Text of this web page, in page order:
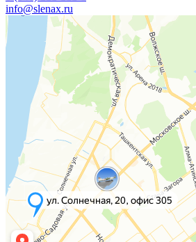
info@slenax.ru